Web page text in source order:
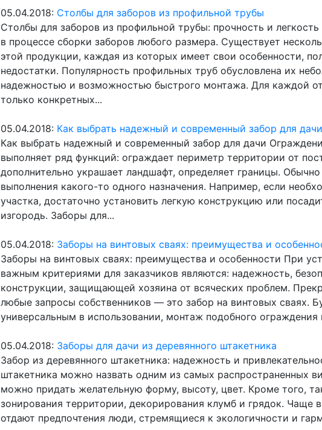
05.04.2018: Столбы для заборов из профильной трубы
Столбы для заборов из профильной трубы: прочность и
в процессе сборки заборов любого размера. Существует
этой продукции, каждая из которых имеет свои особенности,
недостатки. Популярность профильных труб обусловлена их
надежностью и возможностью быстрого монтажа. Для каждой
только конкретных...
05.04.2018: Как выбрать надежный и современный забор для дачи
Как выбрать надежный и современный забор для дачи
выполняет ряд функций: ограждает периметр территории от
дополнительно украшает ландшафт, определяет границы.
выполнения какого-то одного назначения. Например, если
участка, достаточно установить легкую конструкцию или
изгородь. Заборы для...
05.04.2018: Заборы на винтовых сваях: преимущества и
Заборы на винтовых сваях: преимущества и особенности При
важным критериями для заказчиков являются: надежность,
конструкции, защищающей хозяина от всяческих проблем.
любые запросы собственников — это забор на винтовых сваях.
универсальным в использовании, монтаж подобного
05.04.2018: Заборы для дачи из деревянного штакетника
Забор из деревянного штакетника: надежность и
штакетника можно назвать одним из самых распространенных
можно придать желательную форму, высоту, цвет. Кроме того,
зонирования территории, декорирования клумб и грядок. Чаще
отдают предпочтения люди, стремящиеся к экологичности и